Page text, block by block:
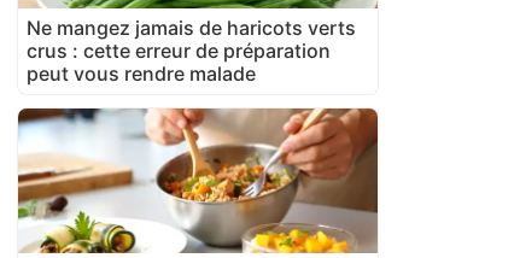
Ne mangez jamais de haricots verts
crus : cette erreur de préparation
peut vous rendre malade